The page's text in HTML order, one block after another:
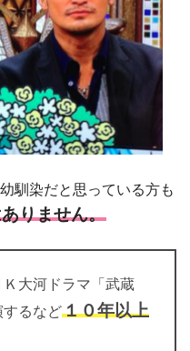
馴染だと思っている方も
りません。
Ｋ大河ドラマ「武蔵
るなど１０年以上